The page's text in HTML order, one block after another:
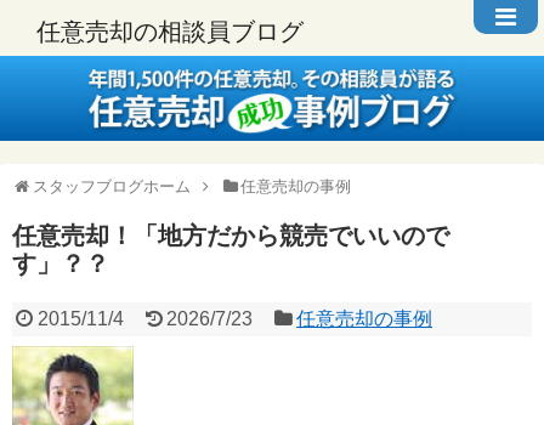
任意売却の相談員ブログ
スタッフブログホーム 任意売却の事例
任意売却！「地方だから競売でいいので
す」？？
2015/11/4 2026/7/23 任意売却の事例